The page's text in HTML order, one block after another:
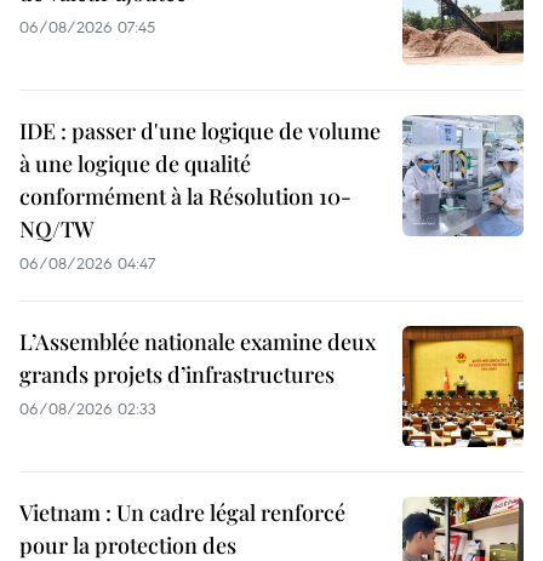
06/08/2026 07:45
IDE : passer d'une logique de volume
à une logique de qualité
conformément à la Résolution 10-
NQ/TW
06/08/2026 04:47
L’Assemblée nationale examine deux
grands projets d’infrastructures
06/08/2026 02:33
Vietnam : Un cadre légal renforcé
pour la protection des